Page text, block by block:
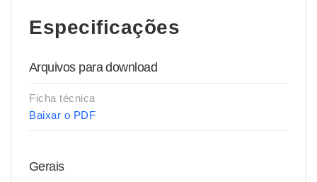
Especificações
Arquivos para download
Ficha técnica
Baixar o PDF
Gerais